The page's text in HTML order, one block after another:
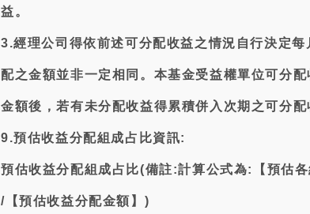
益。
3.經理公司得依前述可分配收益之情況自行決定
配之金額並非一定相同。本基金受益權單位可分
金額後，若有未分配收益得累積併入次期之可分配
9.預估收益分配組成占比資訊:
預估收益分配組成占比(備註:計算公式為:【預估各
/【預估收益分配金額】)